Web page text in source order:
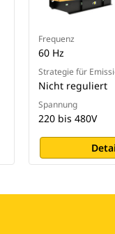
Frequenz
60 Hz
Strategie für
Nicht reguliert
Spannung
220 bis 480V